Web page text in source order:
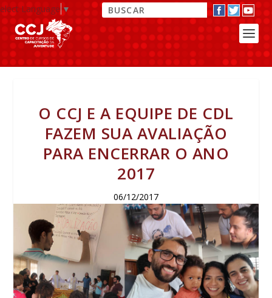
Language▼
O CCJ E A EQUIPE DE CDL
FAZEM SUA AVALIAÇÃO
PARA ENCERRAR O ANO
2017
06/12/2017